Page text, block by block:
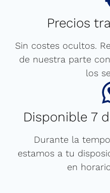
Precios
Sin costes ocultos.
de nuestra parte
los
Disponible 7
Durante la
estamos a tu
en